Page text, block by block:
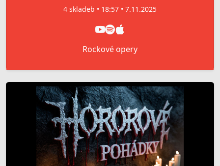
4 skladeb • 18:57 • 7.11.2025
Rockové opery